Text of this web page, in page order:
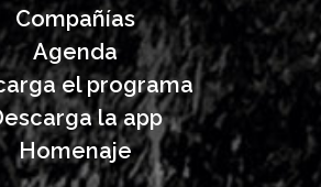
Compañías
Agenda
el programa
la app
Homenaje